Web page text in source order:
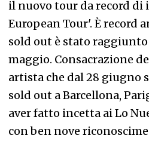
il nuovo tour da record di
European Tour'. È record
sold out è stato
maggio. Consacrazione
artista che dal 28 giugno
sold out a Barcellona,
aver fatto incetta ai Lo
con ben nove